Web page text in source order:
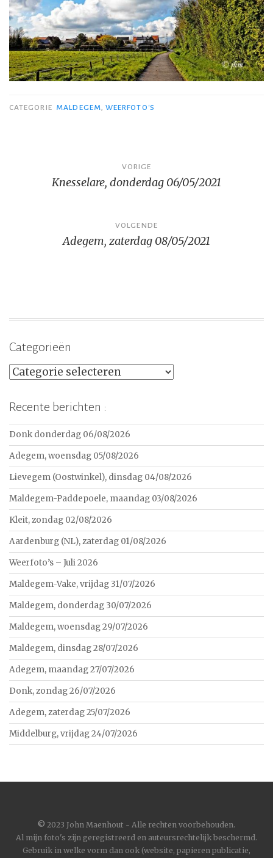
CATEGORIE MALDEGEM, WEERFOTO'S
navigatie
VORIGE
Knesselare, donderdag 06/05/2021
VOLGENDE
Adegem, zaterdag 08/05/2021
Categorieën
Categorieën
Recente berichten :
Donk donderdag 06/08/2026
Adegem, woensdag 05/08/2026
Lievegem (Oostwinkel), dinsdag 04/08/2026
Maldegem-Paddepoele, maandag 03/08/2026
Kleit, zondag 02/08/2026
Aardenburg (NL), zaterdag 01/08/2026
Weerfoto’s – Juli 2026
Maldegem-Vake, vrijdag 31/07/2026
Maldegem, donderdag 30/07/2026
Maldegem, woensdag 29/07/2026
Maldegem, dinsdag 28/07/2026
Adegem, maandag 27/07/2026
Donk, zondag 26/07/2026
Adegem, zaterdag 25/07/2026
Middelburg, vrijdag 24/07/2026
© 2023 John Maenhout - Alle rechten voorbehouden.
Al mijn foto's zijn geregistreerd en auteursrechtelijk beschermd.
Gebruik in welke vorm dan ook (website, papieren publicatie,